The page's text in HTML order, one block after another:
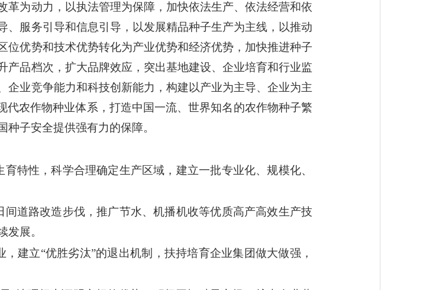
革为动力，以执法管理为保障，加快依法生产、依法经营和依
服务引导和信息引导，以发展精品种子生产为主线，以推动
优势和技术优势转化为产业优势和经济优势，加快推进种子
品档次，扩大品牌效应，突出基地建设、企业培育和行业监
业竞争能力和科技创新能力，构建以产业为主导、企业为主
代农作物种业体系，打造中国一流、世界知名的农作物种子繁
子安全提供强有力的保障。
特性，科学合理确定生产区域，建立一批专业化、规模化、
道路改造步伐，推广节水、机播机收等优质高产高效生产技
发展。
建立“优胜劣汰”的退出机制，扶持培育企业集团做大做强，